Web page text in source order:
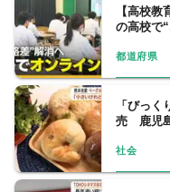
【高校
の高校で
都道府県
「びっ
売 鹿児
社会